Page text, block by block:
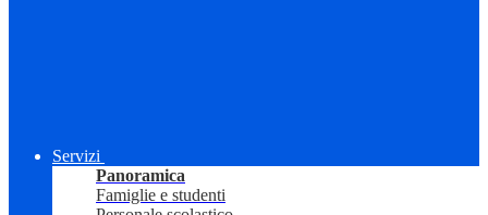
Servizi
Panoramica
Famiglie e studenti